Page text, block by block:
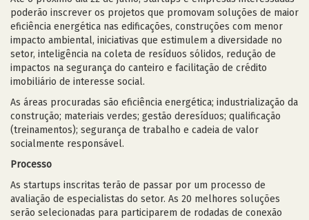
poderão inscrever os projetos que promovam soluções de maior
eficiência energética nas edificações, construções com menor
impacto ambiental, iniciativas que estimulem a diversidade no
setor, inteligência na coleta de resíduos sólidos, redução de
impactos na segurança do canteiro e facilitação de crédito
imobiliário de interesse social.
As áreas procuradas são eficiência energética; industrialização da
construção; materiais verdes; gestão deresíduos; qualificação
(treinamentos); segurança de trabalho e cadeia de valor
socialmente responsável.
Processo
As startups inscritas terão de passar por um processo de
avaliação de especialistas do setor. As 20 melhores soluções
serão selecionadas para participarem de rodadas de conexão